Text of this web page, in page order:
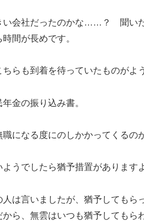
会社だったのかな……？ 聞いた
間が長めです。
らも到着を待っていたものがよ
金の振り込み書。
になる度にのしかかってくるの
ようでしたら猶予措置があります
は言いましたが、猶予してもら
ら、無雲はいつも猶予してもら